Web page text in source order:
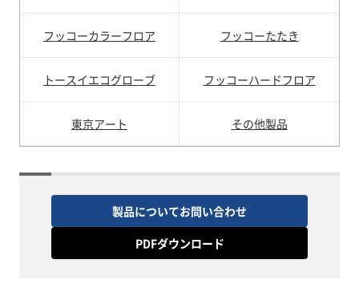
フッコーカラーフロア フッコーたたき
トースイエコグローブ フッコーハードフロア
東京アート その他製品
製品についてお問い合わせ
PDFダウンロード